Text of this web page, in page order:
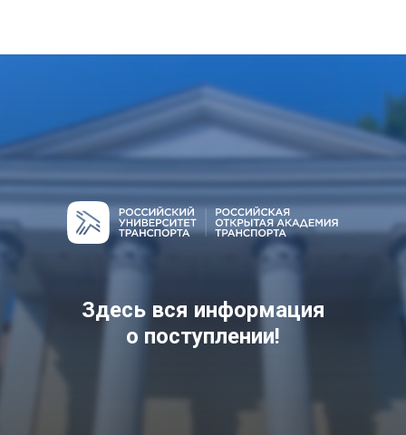
Здесь вся информация
о поступлении!